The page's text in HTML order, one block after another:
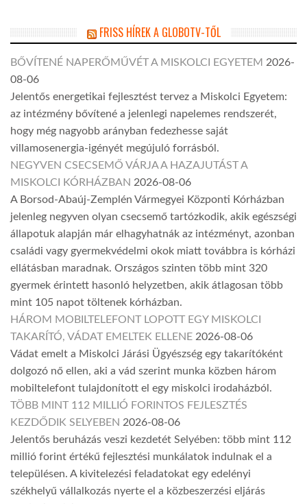
FRISS HÍREK A GLOBOTV-TŐL
BŐVÍTENÉ NAPERŐMŰVÉT A MISKOLCI EGYETEM 2026-
08-06
Jelentős energetikai fejlesztést tervez a Miskolci Egyetem:
az intézmény bővítené a jelenlegi napelemes rendszerét,
hogy még nagyobb arányban fedezhesse saját
villamosenergia-igényét megújuló forrásból.
NEGYVEN CSECSEMŐ VÁRJA A HAZAJUTÁST A
MISKOLCI KÓRHÁZBAN 2026-08-06
A Borsod-Abaúj-Zemplén Vármegyei Központi Kórházban
jelenleg negyven olyan csecsemő tartózkodik, akik egészségi
állapotuk alapján már elhagyhatnák az intézményt, azonban
családi vagy gyermekvédelmi okok miatt továbbra is kórházi
ellátásban maradnak. Országos szinten több mint 320
gyermek érintett hasonló helyzetben, akik átlagosan több
mint 105 napot töltenek kórházban.
HÁROM MOBILTELEFONT LOPOTT EGY MISKOLCI
TAKARÍTÓ, VÁDAT EMELTEK ELLENE 2026-08-06
Vádat emelt a Miskolci Járási Ügyészség egy takarítóként
dolgozó nő ellen, aki a vád szerint munka közben három
mobiltelefont tulajdonított el egy miskolci irodaházból.
TÖBB MINT 112 MILLIÓ FORINTOS FEJLESZTÉS
KEZDŐDIK SELYEBEN 2026-08-06
Jelentős beruházás veszi kezdetét Selyében: több mint 112
millió forint értékű fejlesztési munkálatok indulnak el a
településen. A kivitelezési feladatokat egy edelényi
székhelyű vállalkozás nyerte el a közbeszerzési eljárás